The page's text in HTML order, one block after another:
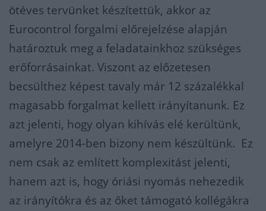
ötéves tervünket készítettük, akkor az
Eurocontrol forgalmi előrejelzése alapján
határoztuk meg a feladatainkhoz szükséges
erőforrásainkat. Viszont az előzetesen
becsülthez képest tavaly már 12 százalékkal
magasabb forgalmat kellett irányítanunk. Ez
azt jelenti, hogy olyan kihívás elé kerültünk,
amelyre 2014-ben bizony nem készültünk. Ez
nem csak az említett komplexitást jelenti,
hanem azt is, hogy óriási nyomás nehezedik
az irányítókra és az őket támogató kollégákra